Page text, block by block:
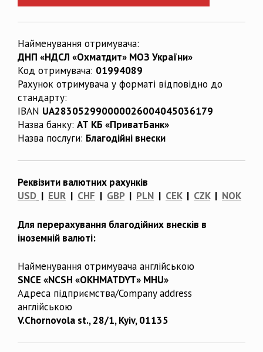
Найменування отримувача:
ДНП «НДСЛ «Охматдит» МОЗ України»
Код отримувача: 01994089
Рахунок отримувача у форматі відповідно до
стандарту:
IBAN UA283052990000026004045036179
Назва банку: АТ КБ «ПриватБанк»
Назва послуги: Благодійні внески
Реквізити валютних рахунків
USD | EUR | CHF | GBP| PLN | CEK| CZK| NOK
Для перерахування благодійних внесків в
іноземній валюті:
Найменування отримувача англійською
SNCE «NCSH «OKHMATDYT» MHU»
Адреса підприємства/Company address
англійською
V.Chornovola st., 28/1, Kyiv, 01135